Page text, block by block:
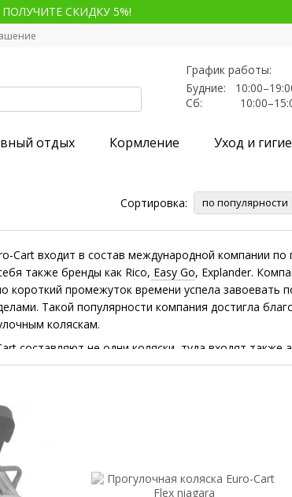
СКИДКУ 5%!
График работы:
Будние:
Сб:
отдых Кормление Уход и
Сортировка: по популярности
Cart входит в состав международной компании по
также бренды как Rico, Easy Go, Explander.
короткий промежуток времени успела завоевать
Такой популярности компания достигла
коляскам.
составляют не одни коляски, туда входят также
игрушки для малышей и
Euro-Cart является создание
стандартам качества и безопасности.
безопасных для ребенка материалов. Кроме
дизайном и красочными решениями